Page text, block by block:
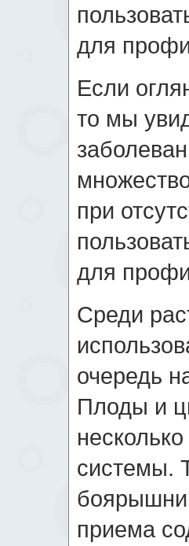
для
Если
то мы
при
для
Среди
очередь
Плоды и
системы.
приема